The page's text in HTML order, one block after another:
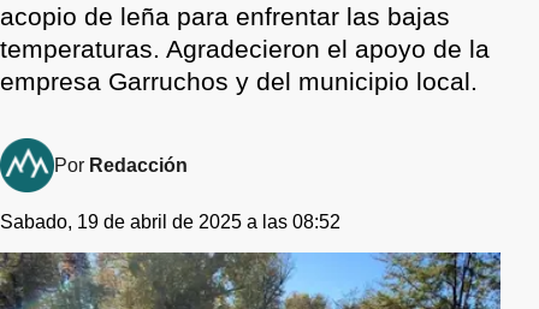
acopio de leña para enfrentar las bajas
temperaturas. Agradecieron el apoyo de la
empresa Garruchos y del municipio local.
Por Redacción
Sabado, 19 de abril de 2025 a las 08:52